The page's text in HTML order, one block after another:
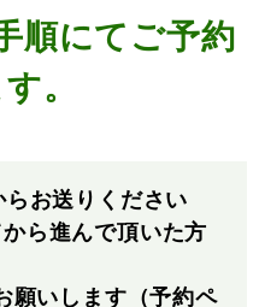
順にてご予約
。
お送りください
ら進んで頂いた方
いします（予約ペ